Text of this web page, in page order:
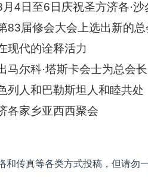
4日至6日庆祝圣方济各·
83届修会大会上选出新的总
现代的诠释活力
马尔科·塔斯卡会士为总会长
列人和巴勒斯坦人和睦共处
各家乡亚西西聚会
和传真等各类方式投稿，但请勿一